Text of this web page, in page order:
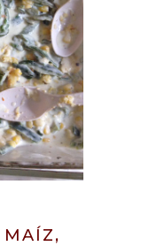
MAÍZ,